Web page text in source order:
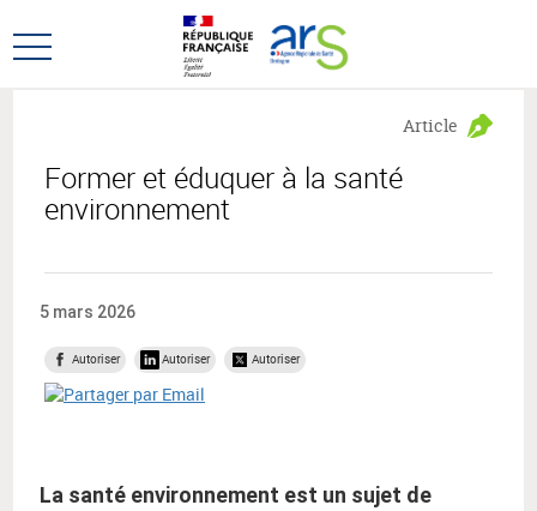
au
menu
au
contenu
Ouvrir
Former et éduquer à la santé
environnement
Article
5 mars 2026
Autoriser Autoriser Autoriser
La santé environnement est un sujet de